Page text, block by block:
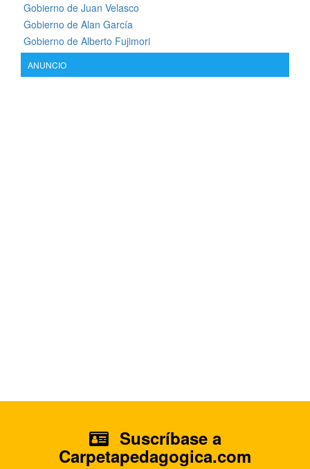
Gobierno de Juan Velasco
Gobierno de Alan García
Gobierno de Alberto Fujimori
ANUNCIO
Suscríbase a
Carpetapedagogica.com